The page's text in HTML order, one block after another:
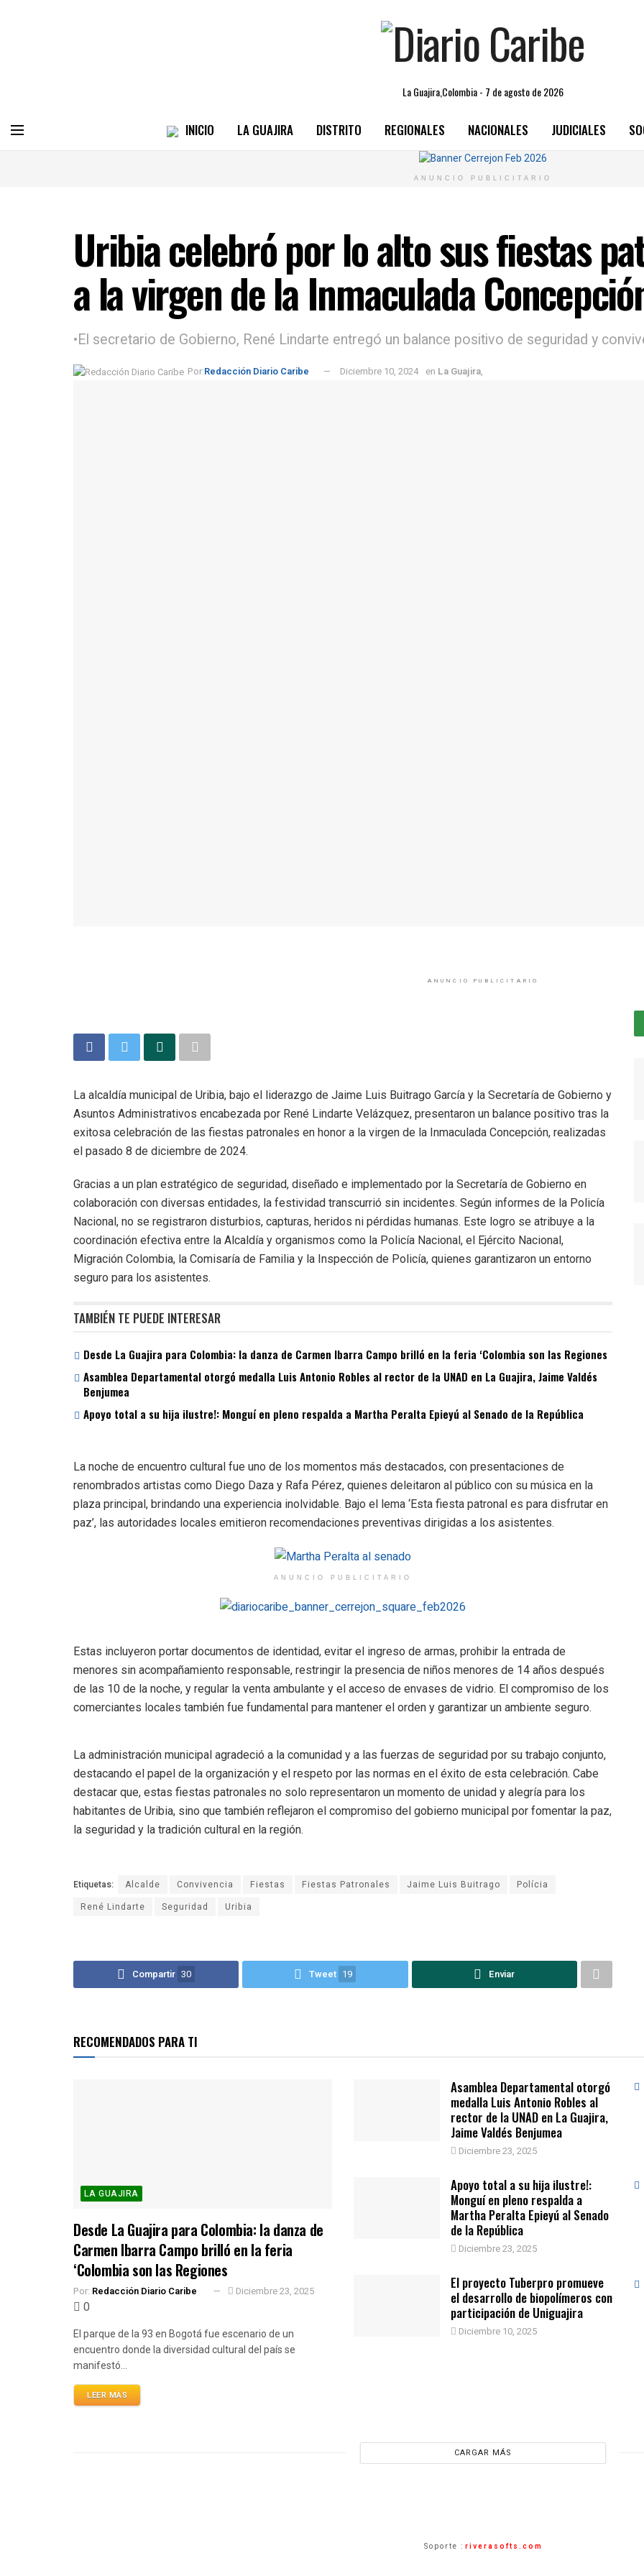
La Guajira,Colombia - 7 de agosto de 2026
INICIO LA GUAJIRA DISTRITO REGIONALES NACIONALES JUDICIALES
ANUNCIO PUBLICITARIO
Uribia celebró por lo alto sus fiestas
a la virgen de la Inmaculada
•El secretario de Gobierno, René Lindarte entregó un balance positivo de seguridad y
Por:Redacción Diario Caribe Diciembre 10, 2024 en La Guajira,
ANUNCIO PUBLICITARIO
La alcaldía municipal de Uribia, bajo el liderazgo de Jaime Luis Buitrago García y la Secretaría de Gobierno y
Asuntos Administrativos encabezada por René Lindarte Velázquez, presentaron un balance positivo tras la
exitosa celebración de las fiestas patronales en honor a la virgen de la Inmaculada Concepción, realizadas
el pasado 8 de diciembre de 2024.
Gracias a un plan estratégico de seguridad, diseñado e implementado por la Secretaría de Gobierno en
colaboración con diversas entidades, la festividad transcurrió sin incidentes. Según informes de la Policía
Nacional, no se registraron disturbios, capturas, heridos ni pérdidas humanas. Este logro se atribuye a la
coordinación efectiva entre la Alcaldía y organismos como la Policía Nacional, el Ejército Nacional,
Migración Colombia, la Comisaría de Familia y la Inspección de Policía, quienes garantizaron un entorno
seguro para los asistentes.
TAMBIÉN TE PUEDE INTERESAR
Desde La Guajira para Colombia: la danza de Carmen Ibarra Campo brilló en la feria ‘Colombia son las Regiones
Asamblea Departamental otorgó medalla Luis Antonio Robles al rector de la UNAD en La Guajira, Jaime Valdés
Benjumea
Apoyo total a su hija ilustre!: Monguí en pleno respalda a Martha Peralta Epieyú al Senado de la República
La noche de encuentro cultural fue uno de los momentos más destacados, con presentaciones de
renombrados artistas como Diego Daza y Rafa Pérez, quienes deleitaron al público con su música en la
plaza principal, brindando una experiencia inolvidable. Bajo el lema ‘Esta fiesta patronal es para disfrutar en
paz’, las autoridades locales emitieron recomendaciones preventivas dirigidas a los asistentes.
ANUNCIO PUBLICITARIO
Estas incluyeron portar documentos de identidad, evitar el ingreso de armas, prohibir la entrada de
menores sin acompañamiento responsable, restringir la presencia de niños menores de 14 años después
de las 10 de la noche, y regular la venta ambulante y el acceso de envases de vidrio. El compromiso de los
comerciantes locales también fue fundamental para mantener el orden y garantizar un ambiente seguro.
La administración municipal agradeció a la comunidad y a las fuerzas de seguridad por su trabajo conjunto,
destacando el papel de la organización y el respeto por las normas en el éxito de esta celebración. Cabe
destacar que, estas fiestas patronales no solo representaron un momento de unidad y alegría para los
habitantes de Uribia, sino que también reflejaron el compromiso del gobierno municipal por fomentar la paz,
la seguridad y la tradición cultural en la región.
Etiquetas: Alcalde Convivencia Fiestas Fiestas Patronales Jaime Luis Buitrago
Polícia
René Lindarte
Seguridad Uribia
Compartir 30 Tweet 19 Enviar
RECOMENDADOS PARA TI
LA GUAJIRA
Desde La Guajira para Colombia: la danza de
Carmen Ibarra Campo brilló en la feria
‘Colombia son las Regiones
Por: Redacción Diario Caribe Diciembre 23, 2025
0
El parque de la 93 en Bogotá fue escenario de un
encuentro donde la diversidad cultural del país se
manifestó...
LEER MÁS
Asamblea Departamental otorgó
medalla Luis Antonio Robles al
rector de la UNAD en La Guajira,
Jaime Valdés Benjumea
Diciembre 23, 2025
Apoyo total a su hija ilustre!:
Monguí en pleno respalda a
Martha Peralta Epieyú al Senado
de la República
Diciembre 23, 2025
El proyecto Tuberpro promueve
el desarrollo de biopolímeros con
participación de Uniguajira
Diciembre 10, 2025
CARGAR MÁS
Soporte : riverasofts.com